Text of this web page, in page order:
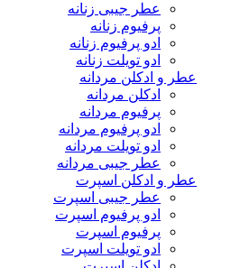
عطر جیبی زنانه
پرفیوم زنانه
ادو پرفیوم زنانه
ادو تویلت زنانه
عطر و ادکلن مردانه
ادکلن مردانه
پرفیوم مردانه
ادو پرفیوم مردانه
ادو تویلت مردانه
عطر جیبی مردانه
عطر و ادکلن اسپرت
عطر جیبی اسپرت
ادو پرفیوم اسپرت
پرفیوم اسپرت
ادو تویلت اسپرت